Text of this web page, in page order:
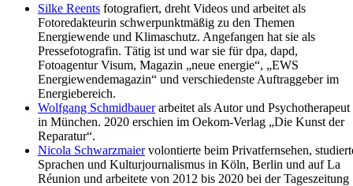
Silke Reents fotografiert, dreht Videos und arbeitet als
Fotoredakteurin schwerpunktmäßig zu den Themen
Energiewende und Klimaschutz. Angefangen hat sie als
Pressefotografin. Tätig ist und war sie für dpa, dapd,
Fotoagentur Visum, Magazin „neue energie“, „EWS
Energiewendemagazin“ und verschiedenste Auftraggeber im
Energiebereich.
Wolfgang Schmidbauerarbeitet als Autor und Psychotherapeut
in München. 2020 erschien im Oekom-Verlag „Die Kunst der
Reparatur“.
Nicola Schwarzmaiervolontierte beim Privatfernsehen,
Sprachen und Kulturjournalismus in Köln, Berlin und auf La
Réunion und arbeitete von 2012 bis 2020 bei der Tageszeitung